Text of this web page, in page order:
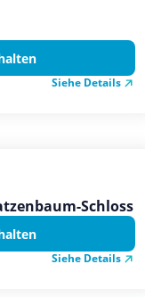
Siehe Details
Schloss
Siehe Details